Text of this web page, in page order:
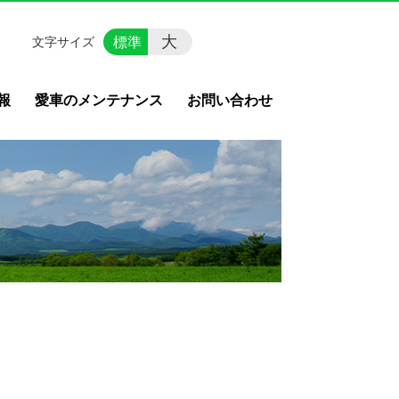
愛車のメンテナンス お問い合わせ
文字サイズ 標準 大